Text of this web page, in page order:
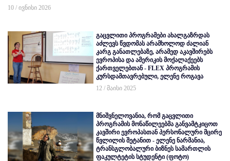
10 / ივნისი 2026
გაცვლითი პროგრამები ახალგაზრდას
აძლევს წვდომას არამხოლოდ ძალიან
კარგ განათლებაზე, არამედ აკავშირებს
ევროპისა და ამერიკის მოქალაქეებს
ქართველებთან - FLEX პროგრამის
კურსდამთავრებული, ელენე როგავა
12 / მაისი 2025
მნიშვნელოვანია, რომ გაცვლითი
პროგრამის მონაწილეებმა განვამტკიცოთ
კავშირი ევროპასთან პერსონალური მცირე
წვლილის შეტანით - ელენე ნარმანია,
ტრანსგლობალური ბიზნეს სამართლის
ფაკულტეტის სტუდენტი (ფოტო)